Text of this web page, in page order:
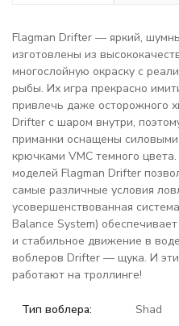
Flagman Drifter — яркий,
изготовлены из
многослойную окраску с
рыбы. Их игра прекрасно
привлечь даже осторожного
Drifter с шаром внутри,
приманки оснащены
крючками VMС темного
моделей Flagman Drifter
самые различные условия
усовершенствованная
Balance System)
и стабильное движение в
воблеров Drifter — щука. И
работают на троллинге!
Тип воблера: Shad